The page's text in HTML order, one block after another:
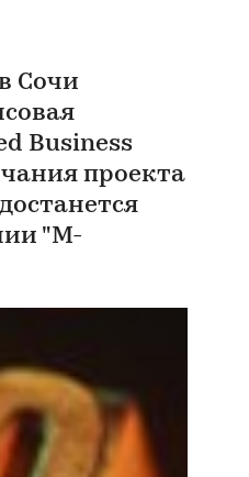
Сочи
Business
проекта
"М-